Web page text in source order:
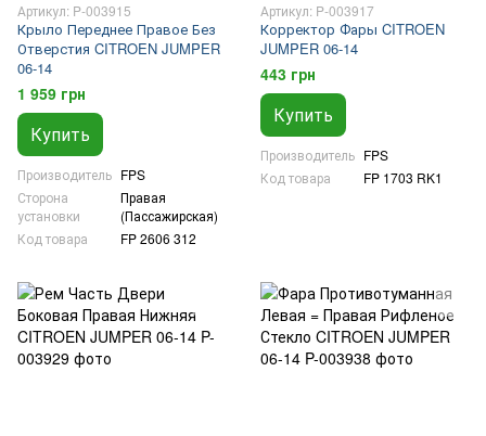
Артикул: P-003915
Крыло Переднее Правое Без
Отверстия CITROEN JUMPER
06-14
1 959 грн
Купить
Производитель FPS
Сторона
установки
Правая
(Пассажирская)
Код товара
FP 2606 312
Артикул: P-003917
Корректор Фары CITROEN
JUMPER 06-14
443 грн
Купить
Производитель FPS
Код товара
FP 1703 RK1